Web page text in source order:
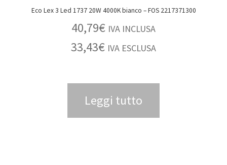
Eco Lex 3 Led 1737 20W 4000K bianco – FOS 2217371300
40,79€ IVA INCLUSA
33,43€ IVA ESCLUSA
Leggi tutto